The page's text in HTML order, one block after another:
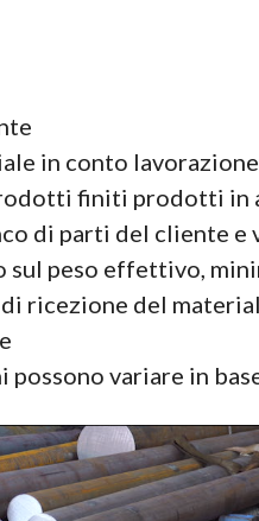
in conto
finiti prodotti in
di parti del cliente
sul peso effettivo,
ricezione del
variare in